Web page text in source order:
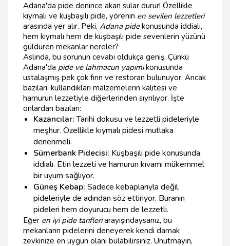
Adana'da pide denince akan sular durur! Özellikle
kıymalı ve kuşbaşılı pide, yörenin en sevilen lezzetleri
arasında yer alır. Peki, Adana pidekonusunda iddialı,
hem kıymalı hem de kuşbaşılı pide sevenlerin yüzünü
güldüren mekanlar nereler?
Aslında, bu sorunun cevabı oldukça geniş. Çünkü
Adana'da pide ve lahmacun yapımıkonusunda
ustalaşmış pek çok fırın ve restoran bulunuyor. Ancak
bazıları, kullandıkları malzemelerin kalitesi ve
hamurun lezzetiyle diğerlerinden sıyrılıyor. İşte
onlardan bazıları:
Kazancılar:Tarihi dokusu ve lezzetli pideleriyle
meşhur. Özellikle kıymalı pidesi mutlaka
denenmeli.
Sümerbank Pidecisi: Kuşbaşılı pide konusunda
iddialı. Etin lezzeti ve hamurun kıvamı mükemmel
bir uyum sağlıyor.
Güneş Kebap: Sadece kebaplarıyla değil,
pideleriyle de adından söz ettiriyor. Buranın
pideleri hem doyurucu hem de lezzetli.
Eğer en iyi pide tarifleriarayışındaysanız, bu
mekanların pidelerini deneyerek kendi damak
zevkinize en uygun olanı bulabilirsiniz. Unutmayın,